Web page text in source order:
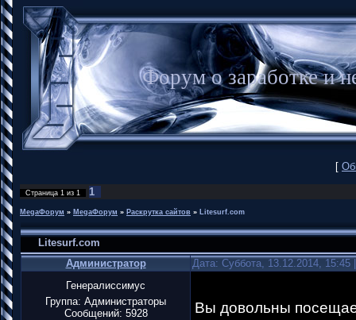
Форум о заработке
[
Страница 1 из 1 1
MegaФорум » MegaФорум » Раскрутка сайтов » Litesurf.com
Litesurf.com
Администратор
Дата: Суббота, 13.12.2014,
Генералиссимус
Группа: Администраторы
Сообщений: 5928
Вы довольны